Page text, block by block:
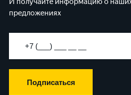
предложениях
Подписаться